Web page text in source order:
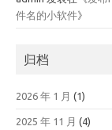
件名的小软件》
归档
2026 年 1 月 (1)
2025 年 11 月 (4)